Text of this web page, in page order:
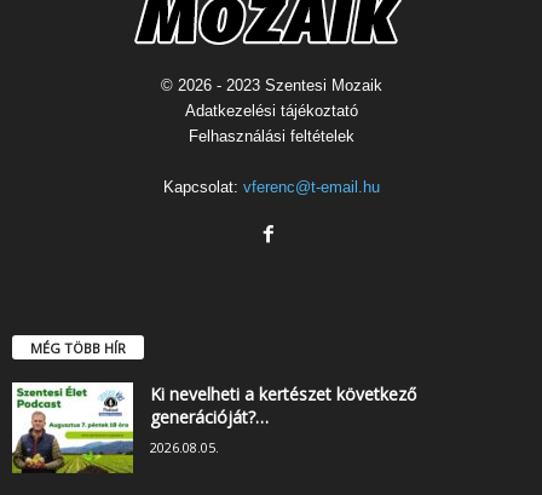
© 2026 - 2023 Szentesi Mozaik
Adatkezelési tájékoztató
Felhasználási feltételek
Kapcsolat: vferenc@t-email.hu
MÉG TÖBB HÍR
Ki nevelheti a kertészet következő
generációját?…
2026.08.05.